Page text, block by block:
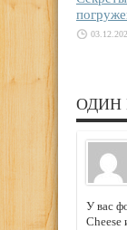
ОДИН
У вас
Cheese